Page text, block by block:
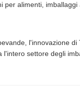
per alimenti, imballaggi
l'innovazione di
l'intero settore degli